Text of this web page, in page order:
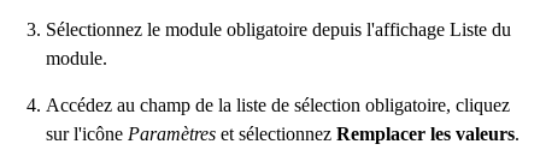
Sélectionnez le module obligatoire depuis l'affichage Liste du
module.
Accédez au champ de la liste de sélection obligatoire, cliquez
sur l'icône Paramètres et sélectionnez Remplacer les valeurs.